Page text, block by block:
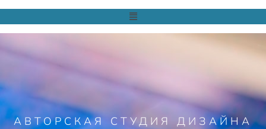
АВТОРСКАЯ СТУДИЯ ДИЗАЙНА